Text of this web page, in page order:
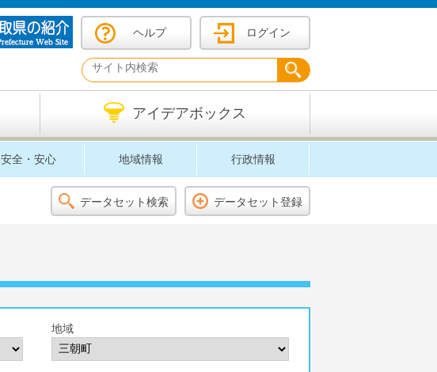
ヘルプ ログイン
アイデアボックス
安全・安心 地域情報 行政情報
データセット検索 データセット登録
地域